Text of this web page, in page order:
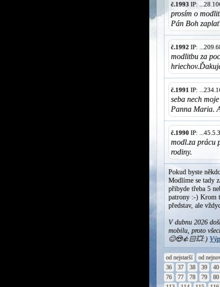
č.1993 IP:
prosím o
Pán Boh
č.1992 IP:
modlitbu za
č.1991 IP:
seba nech
Panna Maria.
č.1990 IP:
modl.za prácu
rodiny.
Pokud byste
Modlíme se tady
přibyde třeba 5
patrony :-) Krom
představ, ale
V dubnu 2026
mobilu, proto
😊😍👍🏻💥:)
od nejstarší
od
36
37 38 39
40
76
77 78 79
80